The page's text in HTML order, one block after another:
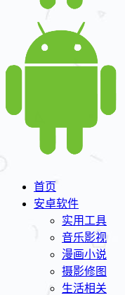
首页
安卓软件
实用工具
音乐影视
漫画小说
摄影修图
生活相关